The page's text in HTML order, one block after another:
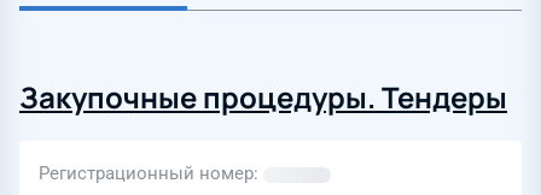
Закупочные процедуры. Тендеры
Регистрационный номер